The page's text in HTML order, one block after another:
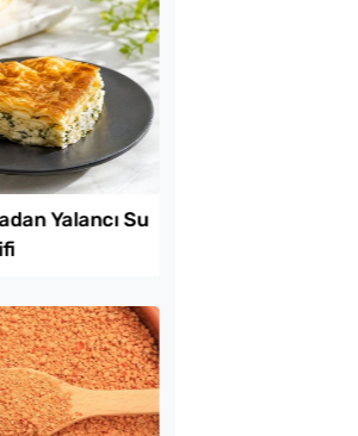
Sadece 1 Patates ve